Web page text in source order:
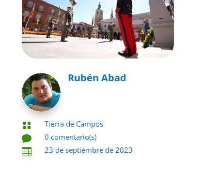
Rubén Abad

Tierra de Campos

0 comentario(s)

23 de septiembre de 2023